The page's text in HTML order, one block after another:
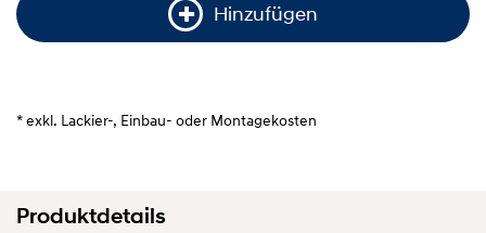
Hinzufügen
* exkl. Lackier-, Einbau- oder Montagekosten
Produktdetails